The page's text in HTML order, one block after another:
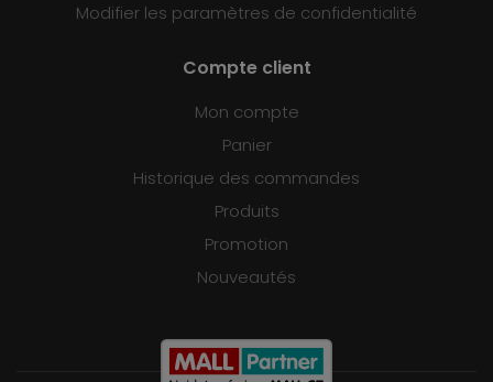
Modifier les paramètres de confidentialité
Compte client
Mon compte
Panier
Historique des commandes
Produits
Promotion
Nouveautés